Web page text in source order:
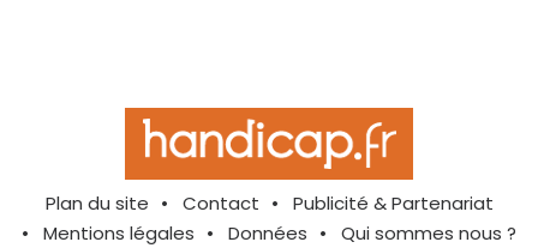
Plan du site Contact
Publicité & Partenariat
Mentions légales
Données Qui sommes nous ?